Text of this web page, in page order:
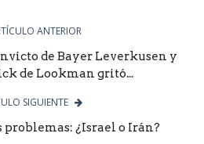
ANTERIOR
de Bayer Leverkusen y
de Lookman gritó...
SIGUIENTE
¿Israel o Irán?